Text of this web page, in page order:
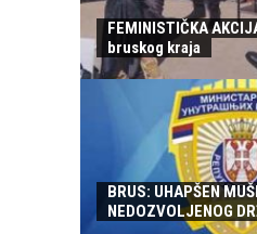
FEMINISTIČKA
bruskog kraja
BRUS: UHAPŠEN
NEDOZVOLJENOG